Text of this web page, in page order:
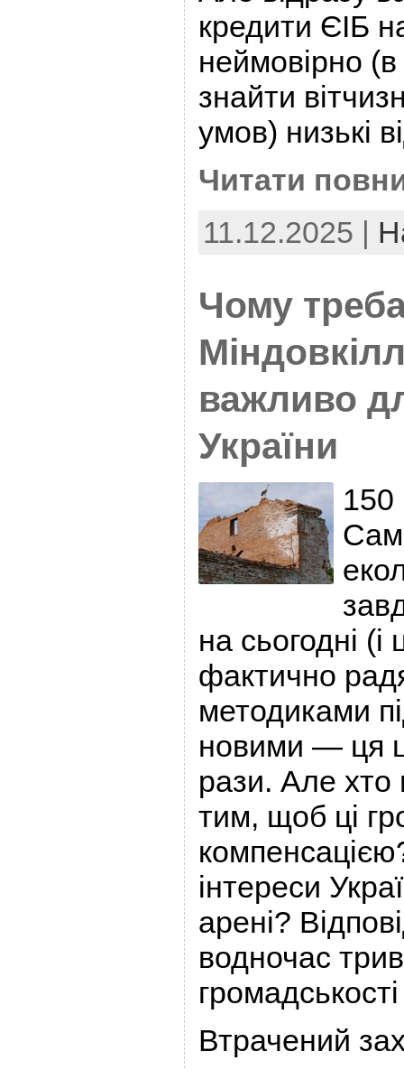
кредити ЄІБ
неймовірно (в
знайти
умов) низькі
Читати
11.12.2025 |
Чому
важливо
України
150
на сьогодні
фактично
методиками
новими — ця
рази. Але
тим, щоб ці
інтереси
арені?
водночас
Втрачений